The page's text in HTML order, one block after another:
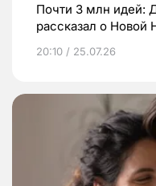
Почти 3 млн идей:
рассказал о
20:10 / 25.07.26